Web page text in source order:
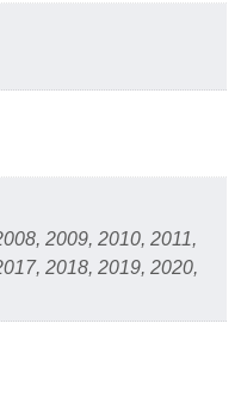
2009, 2010, 2011,
2018, 2019, 2020,